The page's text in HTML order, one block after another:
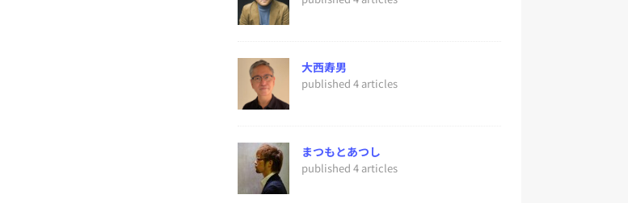
大西寿男
published 4 articles
まつもとあつし
published 4 articles